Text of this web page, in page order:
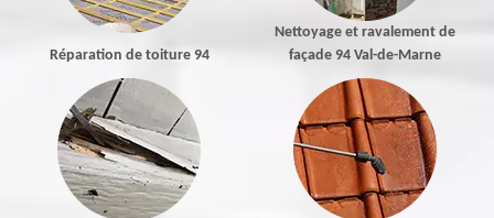
Réparation de toiture 94
Nettoyage et ravalement de
façade 94 Val-de-Marne